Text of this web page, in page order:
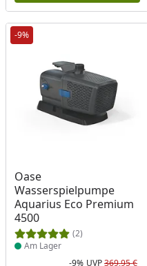
-9%
Oase
Wasserspielpumpe
Aquarius Eco Premium
4500
(2)
Produkt am Lager
Am Lager
-9% UVP369,95 €